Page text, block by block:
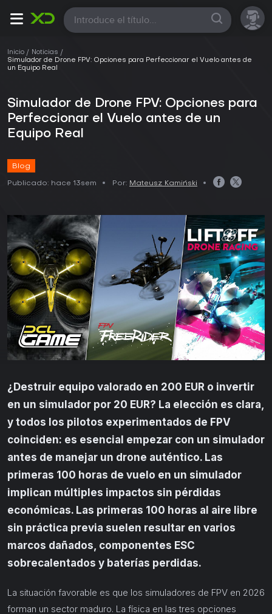
Todas
Inicio
Noticias
Simulador de Drone FPV: Opciones para Perfeccionar el Vuelo antes de
un Equipo Real
Simulador de Drone FPV: Opciones para
Perfeccionar el Vuelo antes de un
Equipo Real
Blog
Publicado: hace 13sem Por: Mateusz Kamiński
¿Destruir equipo valorado en 200 EUR o invertir
en un simulador por 20 EUR? La elección es clara,
y todos los pilotos experimentados de FPV
coinciden: es esencial empezar con un simulador
antes de manejar un drone auténtico. Las
primeras 100 horas de vuelo en un simulador
implican múltiples impactos sin pérdidas
económicas. Las primeras 100 horas al aire libre
sin práctica previa suelen resultar en varios
marcos dañados, componentes ESC
sobrecalentados y baterías perdidas.
La situación favorable es que los simuladores de FPV en 2026
forman un sector maduro. La física en las tres opciones